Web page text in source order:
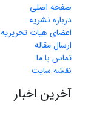
صفحه اصلی
درباره نشریه
اعضای هیات تحریریه
ارسال مقاله
تماس با ما
نقشه سایت
آخرین اخبار